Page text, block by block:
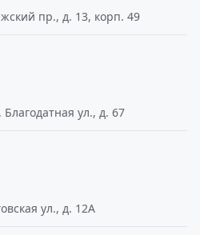
пр., д. 13, корп. 49
ул., д. 67
ул., д. 12А